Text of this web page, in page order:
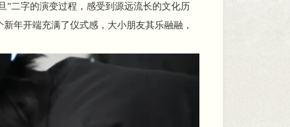
”二字的演变过程，感受到源远流长的文化历
年开端充满了仪式感，大小朋友其乐融融，